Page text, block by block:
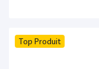
Top Produit